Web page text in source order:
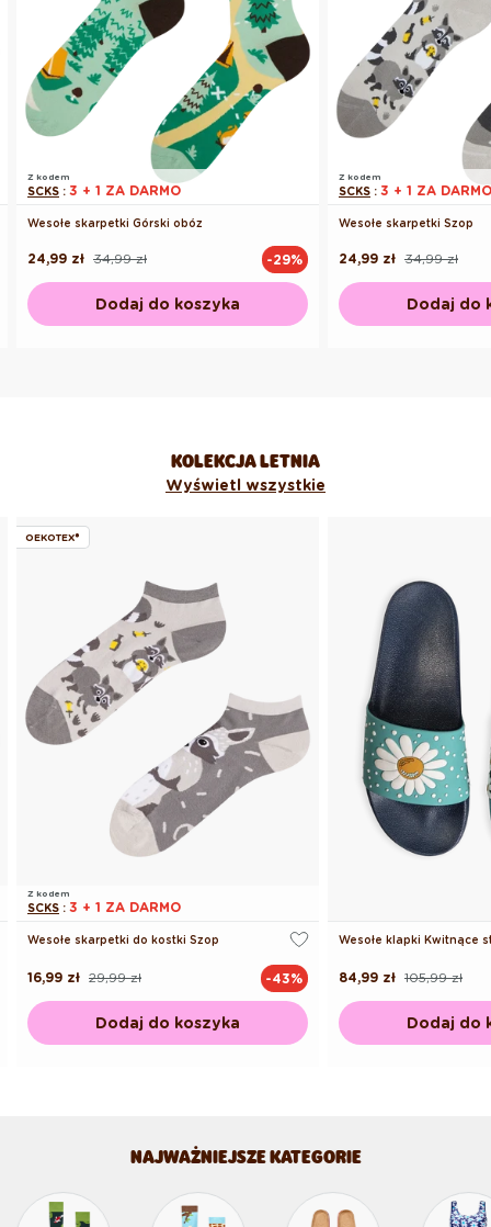
Z kodem
SCKS : 3 + 1 ZA DARMO
Wesołe skarpetki Górski obóz
Cena
34,99 zł
Cena
24,99 zł -29%
Dodaj do koszyka
Z kodem
SCKS : 3 + 1 ZA DARMO
Wesołe skarpetki Szop
Cena
34,99 zł
Cena
24,99 zł
Dodaj do
KOLEKCJA LETNIA
Wyświetl wszystkie
OEKOTEX®
Z kodem
SCKS: 3 + 1 ZA DARMO
Wesołe skarpetki do kostki Szop
Cena
29,99 zł
Cena
16,99 zł -43%
Dodaj do koszyka
Wesołe klapki Kwitnące
Cena
105,99 zł
Cena
84,99 zł
Dodaj do
NAJWAŻNIEJSZE KATEGORIE